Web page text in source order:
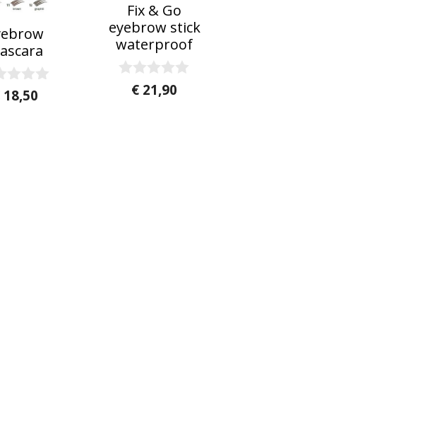
18,50
Fix & Go
eyebrow stick
waterproof
€ 21,90